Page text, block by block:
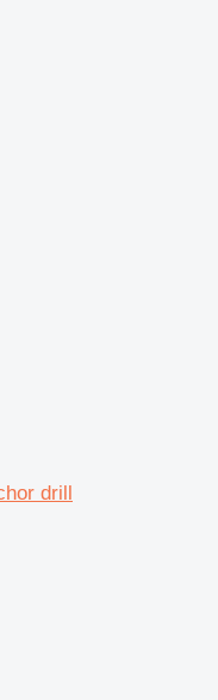
drill